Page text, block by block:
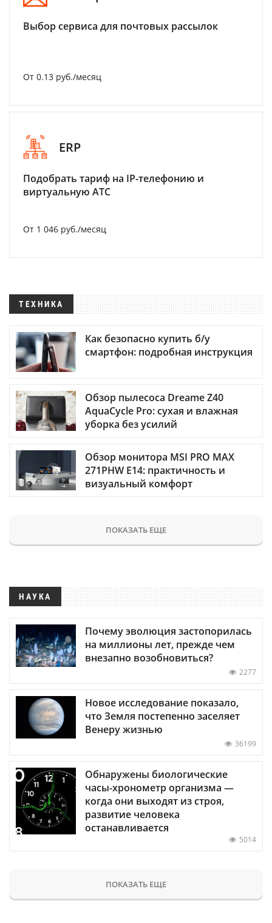
Выбор сервиса для почтовых рассылок
От 0.13 руб./месяц
ERP
Подобрать тариф на IP-телефонию и
виртуальную АТС
От 1 046 руб./месяц
ТЕХНИКА
Как безопасно купить б/у
смартфон: подробная инструкция
Обзор пылесоса Dreame Z40
AquaCycle Pro: сухая и влажная
уборка без усилий
Обзор монитора MSI PRO MAX
271PHW E14: практичность и
визуальный комфорт
ПОКАЗАТЬ ЕЩЕ
НАУКА
Почему эволюция застопорилась
на миллионы лет, прежде чем
внезапно возобновиться?
2277
Новое исследование показало,
что Земля постепенно заселяет
Венеру жизнью
36199
Обнаружены биологические
часы-хронометр организма —
когда они выходят из строя,
развитие человека
останавливается
5014
ПОКАЗАТЬ ЕЩЕ